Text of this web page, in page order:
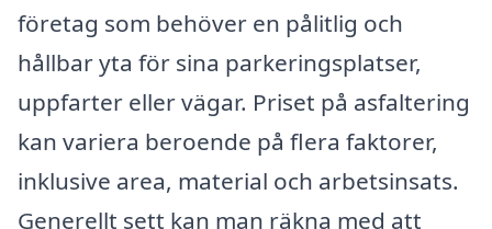
företag som behöver en pålitlig och
hållbar yta för sina parkeringsplatser,
uppfarter eller vägar. Priset på asfaltering
kan variera beroende på flera faktorer,
inklusive area, material och arbetsinsats.
Generellt sett kan man räkna med att